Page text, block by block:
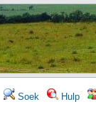
Soek Hulp